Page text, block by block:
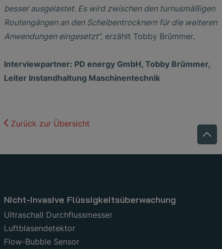
besser ausgelastet. Es wird zwischen den turnusmäßigen
Routengängen an den Scheibentrocknern für die weiteren
Anwendungen eingesetzt“, erzählt Tobby Brümmer.
Interviewpartner: PD energy GmbH, Tobby Brümmer,
Leiter Instandhaltung Maschinentechnik
Zurück zur Übersicht
Nicht-invasive Flüssigkeitsüberwachung
Ultraschall Durchflussmesser
Luftblasendetektor
Flow-Bubble Sensor